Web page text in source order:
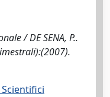
/ DE SENA, P..